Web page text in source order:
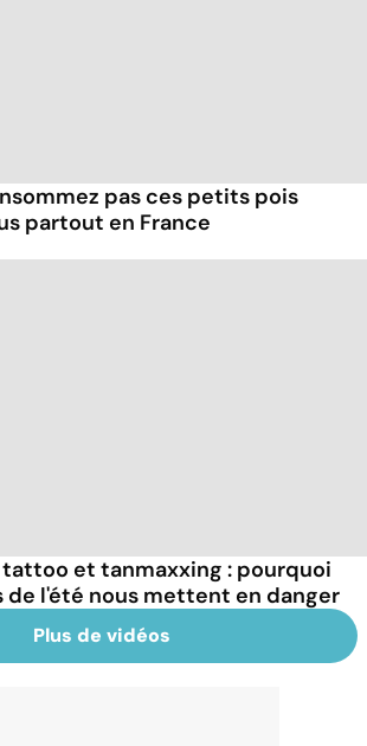
pas ces petits pois
partout en France
tattoo et tanmaxxing : pourquoi
de l'été nous mettent en danger
Plus de vidéos